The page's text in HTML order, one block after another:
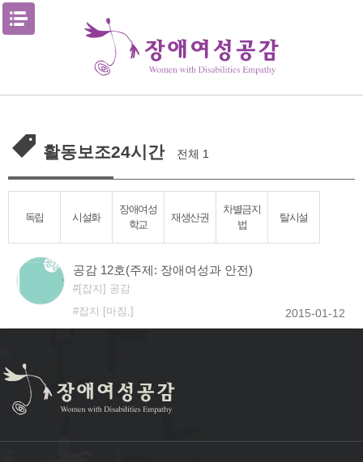
Skip
활동보조24시간 전체 1
독립 시설화
장애여성
학교
재생산권
차별금지
법
탈시설
공감 12호(주제: 장애여성과 안전)
[잡지] 공감
잡지 [마침,]
2015-01-12